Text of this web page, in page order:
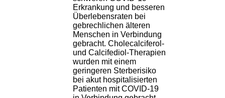
Erkrankung und besseren
Überlebensraten bei
gebrechlichen älteren
Menschen in Verbindung
gebracht. Cholecalciferol-
und Calcifediol-Therapien
wurden mit einem
geringeren Sterberisiko
bei akut hospitalisierten
Patienten mit COVID-19